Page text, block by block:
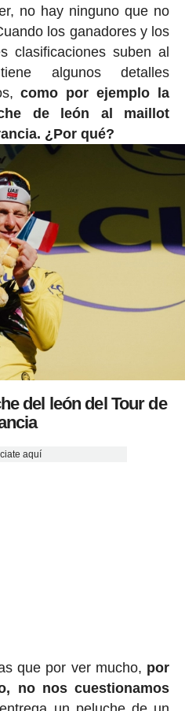
no hay ninguno que no
los ganadores y los
clasificaciones suben al
algunos detalles
como por ejemplo la
de león al maillot
¿Por qué?
del león del Tour de
aquí
que por ver mucho, por
no nos cuestionamos